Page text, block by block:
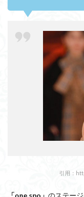
引用：